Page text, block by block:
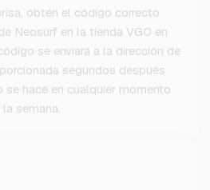
obtén el código correcto
Neosurf en la tienda VGO en
se enviará a la dirección de
segundos después
hace en cualquier momento
semana.